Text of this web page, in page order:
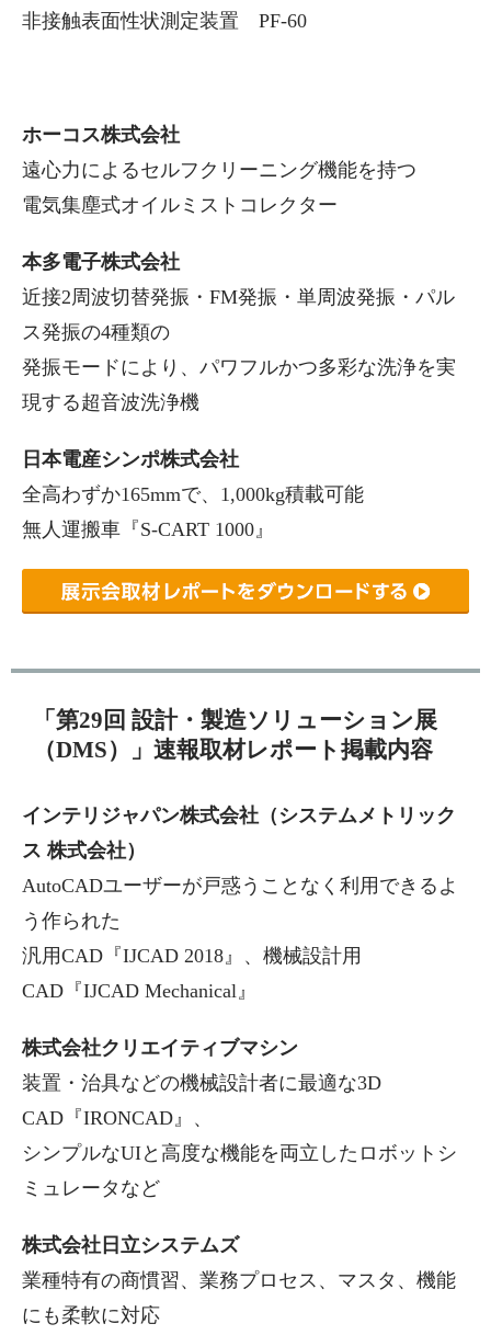
非接触表面性状測定装置 PF-60
ホーコス株式会社
遠心力によるセルフクリーニング機能を持つ
電気集塵式オイルミストコレクター
本多電子株式会社
近接2周波切替発振・FM発振・単周波発振・パル
ス発振の4種類の
発振モードにより、パワフルかつ多彩な洗浄を実
現する超音波洗浄機
日本電産シンポ株式会社
全高わずか165mmで、1,000kg積載可能
無人運搬車『S-CART 1000』
「第29回 設計・製造ソリューション展
（DMS）」速報取材レポート掲載内容
インテリジャパン株式会社（システムメトリック
ス 株式会社）
AutoCADユーザーが戸惑うことなく利用できるよ
う作られた
汎用CAD『IJCAD 2018』、機械設計用
CAD『IJCAD Mechanical』
株式会社クリエイティブマシン
装置・治具などの機械設計者に最適な3D
CAD『IRONCAD』、
シンプルなUIと高度な機能を両立したロボットシ
ミュレータなど
株式会社日立システムズ
業種特有の商慣習、業務プロセス、マスタ、機能
にも柔軟に対応